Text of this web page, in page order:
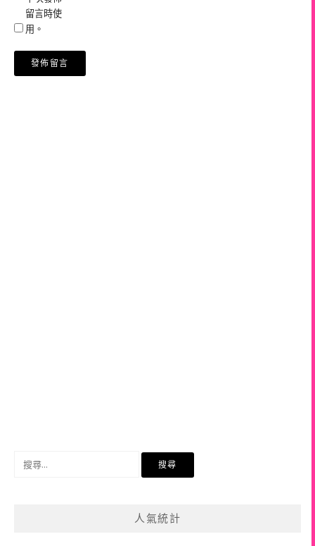
留言時使
用。
人氣統計